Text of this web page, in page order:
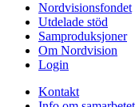
søge…
Nordvisionsfondet
Utdelade stöd
Samproduksjoner
Om Nordvision
Login
Kontakt